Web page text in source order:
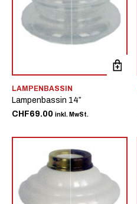
LAMPENBASSIN
Lampenbassin 14″
CHF69.00 inkl. MwSt.